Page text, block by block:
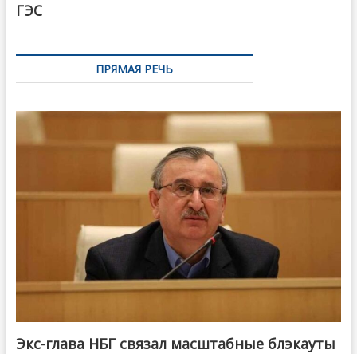
ГЭС
ПРЯМАЯ РЕЧЬ
Экс-глава НБГ связал масштабные блэкауты